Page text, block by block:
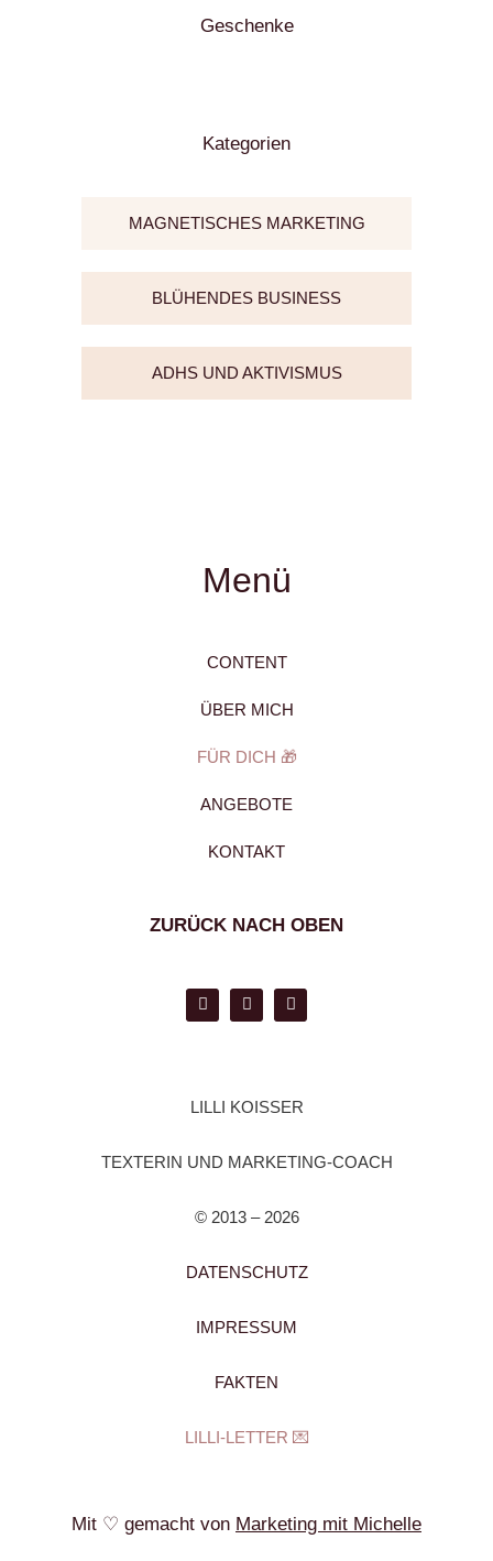
Geschenke
Kategorien
MAGNETISCHES MARKETING
BLÜHENDES BUSINESS
ADHS UND AKTIVISMUS
Menü
CONTENT
ÜBER MICH
FÜR DICH 🎁
ANGEBOTE
KONTAKT
ZURÜCK NACH OBEN
LILLI KOISSER
TEXTERIN UND MARKETING-COACH
© 2013 – 2026
DATENSCHUTZ
IMPRESSUM
FAKTEN
LILLI-LETTER 💌
Mit ♡ gemacht von Marketing mit Michelle